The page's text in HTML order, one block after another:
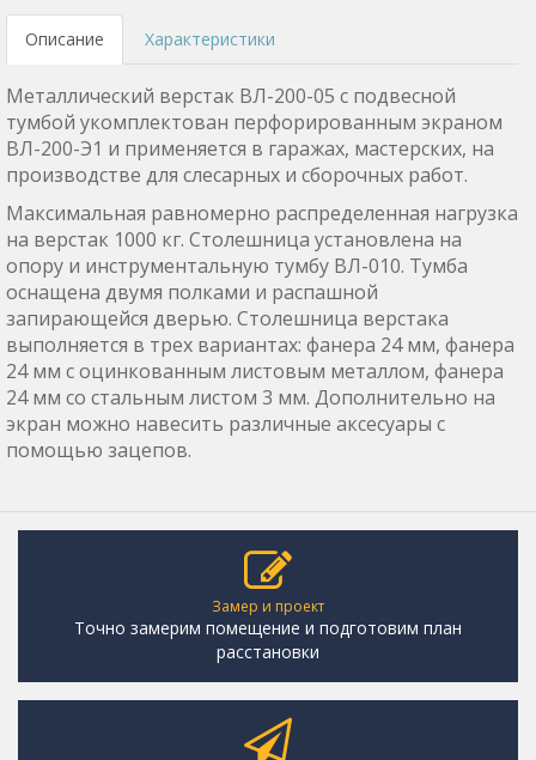
Описание Характеристики
Металлический верстак ВЛ-200-05 с подвесной
тумбой укомплектован перфорированным экраном
ВЛ-200-Э1 и применяется в гаражах, мастерских, на
производстве для слесарных и сборочных работ.
Максимальная равномерно распределенная нагрузка
на верстак 1000 кг. Столешница установлена на
опору и инструментальную тумбу ВЛ-010. Тумба
оснащена двумя полками и распашной
запирающейся дверью. Столешница верстака
выполняется в трех вариантах: фанера 24 мм, фанера
24 мм с оцинкованным листовым металлом, фанера
24 мм со стальным листом 3 мм. Дополнительно на
экран можно навесить различные аксесуары с
помощью зацепов.
Замер и проект
Точно замерим помещение и подготовим план
расстановки